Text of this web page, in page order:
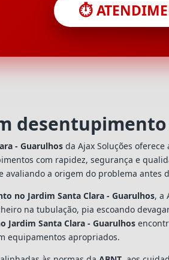
⏱️
- Guarulhos da Ajax Soluções
com rapidez, segurança e
avaliando a origem do problema antes
no Jardim Santa Clara - Guarulhos, a
na tubulação, pia escoando
Jardim Santa Clara - Guarulhos
equipamentos apropriados.